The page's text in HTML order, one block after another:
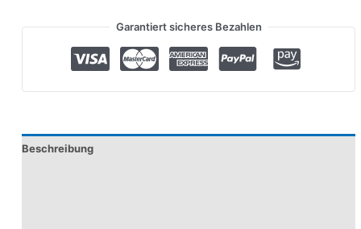
Garantiert sicheres Bezahlen
Beschreibung